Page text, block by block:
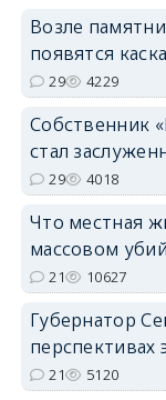
Возле
появятся
29 4229
Собственник
стал
29 4018
Что местная
массовом
21 10627
Губернатор
перспективах
21 5120